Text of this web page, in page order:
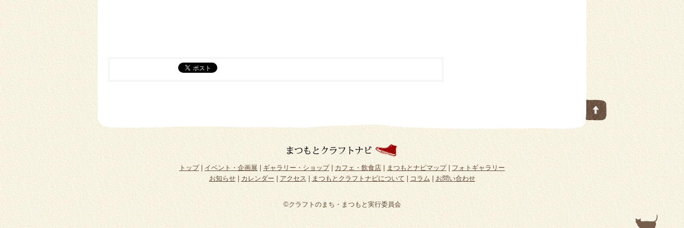
トップ| イベント・企画展 |ギャラリー・ショップ|カフェ・飲食店| まつもとナビマップ|フォトギャラリー
お知らせ| カレンダー| アクセス | まつもとクラフトナビについて | コラム | お問い合わせ
©クラフトのまち・まつもと実行委員会